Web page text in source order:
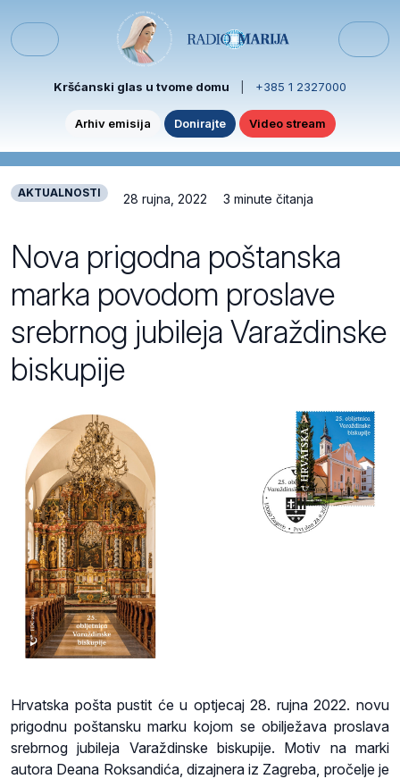
Menu
Kršćanski glas u tvome domu +385 1 2327000
Arhiv emisija Donirajte Video stream
AKTUALNOSTI 28 rujna, 2022 3 minute čitanja
Nova prigodna poštanska
marka povodom proslave
srebrnog jubileja Varaždinske
biskupije
Hrvatska pošta pustit će u optjecaj 28. rujna 2022. novu
prigodnu poštansku marku kojom se obilježava proslava
srebrnog jubileja Varaždinske biskupije. Motiv na marki
autora Deana Roksandića, dizajnera iz Zagreba, pročelje je